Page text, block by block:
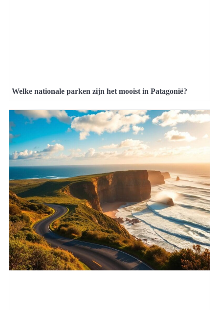
Welke nationale parken zijn het mooist in Patagonië?